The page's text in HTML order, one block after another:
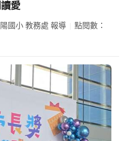
愛
國小 教務處 報導
點閱數：